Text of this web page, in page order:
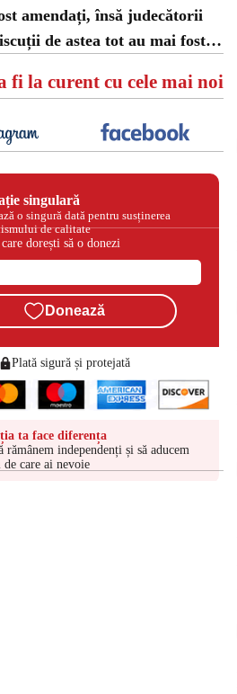
amendați, însă judecătorii
de astea tot au mai fost…
la curent cu cele mai noi
singulară
o singură dată pentru susținerea
de calitate
dorești să o donezi
Donează
Plată sigură și protejată
ta face diferența
rămânem independenți și să aducem
care ai nevoie